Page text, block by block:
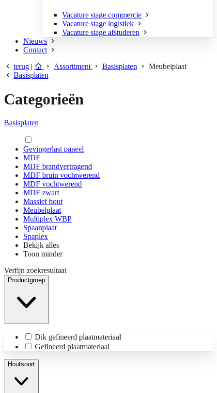
Vacature stage commercie
Vacature stage logistiek
Vacature stage afstuderen
Nieuws
Contact
terug | Assortiment Basisplaten
Meubelplaat
Basisplaten
Categorieën
Basisplaten
Gevingerlast paneel
MDF
MDF brandvertragend
MDF bruin vochtwerend
MDF vochtwerend
MDF zwart
Massief hout
Meubelplaat
Multiplex WBP
Spaanplaat
Spaplex
Bekijk alles
Toon minder
Verfijn zoekresultaat
Productgroep
Dik gefineerd plaatmateriaal
Gefineerd plaatmateriaal
Houtsoort